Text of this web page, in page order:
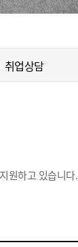
취업상담
원하고 있습니다.